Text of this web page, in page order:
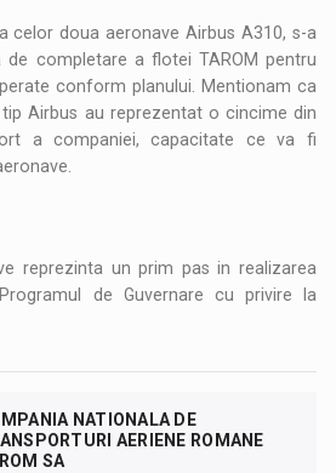
celor doua aeronave Airbus A310, s-a
completare a flotei TAROM pentru
conform planului. Mentionam ca
Airbus au reprezentat o cincime din
a companiei, capacitate ce va fi
reprezinta un prim pas in realizarea
de Guvernare cu privire la
NATIONALA DE
AERIENE ROMANE
SA